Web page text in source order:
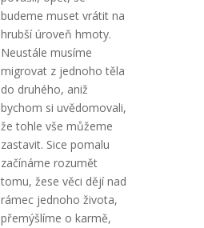
budeme muset vrátit na
hrubší úroveň hmoty.
Neustále musíme
migrovat z jednoho těla
do druhého, aniž
bychom si uvědomovali,
že tohle vše můžeme
zastavit. Sice pomalu
začínáme rozumět
tomu, žese věci dějí nad
rámec jednoho života,
přemýšlíme o karmě,